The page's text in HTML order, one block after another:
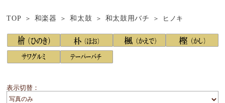
TOP 和楽器 和太鼓 和太鼓用バチ ヒノキ
表示切替：